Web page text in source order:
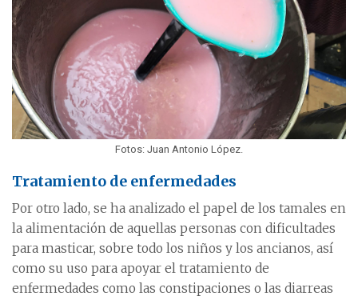
Fotos: Juan Antonio López.
Tratamiento de enfermedades
Por otro lado, se ha analizado el papel de los tamales en
la alimentación de aquellas personas con dificultades
para masticar, sobre todo los niños y los ancianos, así
como su uso para apoyar el tratamiento de
enfermedades como las constipaciones o las diarreas